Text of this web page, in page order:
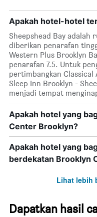
Apakah hotel-hotel
Sheepshead Bay adalah
diberikan penarafan
Western Plus Brooklyn
penarafan 7.5. Untuk
pertimbangkan Classical
Sleep Inn Brooklyn -
menjadi tempat
Apakah hotel yang
Center Brooklyn?
Apakah hotel yang
berdekatan Brooklyn
Lihat lebih
Dapatkan hasil